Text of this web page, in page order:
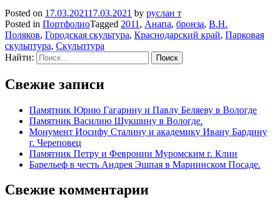
Posted on 17.03.202117.03.2021 by руслан т
Posted in ПортфолиоTagged 2011 , Анапа, бронза, В.Н.
Поляков, Городская скультура, Краснодарский край, Парковая
скульптура, Скульптура
Найти:
Свежие записи
Памятник Юрию Гагарину и Павлу Беляеву в Вологде
Памятник Василию Шукшину в Вологде.
Монумент Иосифу Сталину и академику Ивану Бардину
г. Череповец
Памятник Петру и Февронии Муромским г. Клин
Барельеф в честь Андрея Эшпая в Мариинском Посаде.
Свежие комментарии